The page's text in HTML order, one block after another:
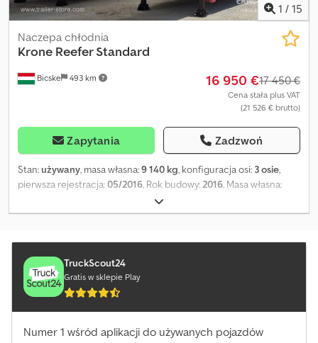
1 / 15
Bicske 493 km
Naczepa chłodnia
Krone Reefer Standard
16 950 €17 450 €
Cena stała plus VAT
(21 526 € brutto)
Zapytania Zadzwoń
Stan:używany, masa własna:9 140 kg, konfiguracja osi: 3 osie,
pierwsza rejestracja:05/2016 , Rok budowy: 2016 , Masa własna:
9140 kg. Na naszej stronie internetowej znajdą Państwo przegląd
wszystkich dostępnych pojazdów. Czy potrzebują Państwo
kompleksowe pakiety serwisowe oraz usługi telematyczne. Z
przyjemnością udzielimy Państwu osobistych porad. Dkjdpfx
Aaozkmhtoijr
TruckScout24
Gratis w sklepie Play
Numer 1 wśród aplikacji do używanych pojazdów